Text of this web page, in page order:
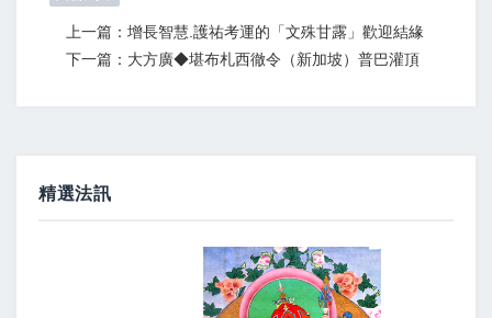
上一篇：增長智慧.護祐考運的「文殊甘露」歡迎結緣
下一篇：大方廣◆堪布札西徹令（新加坡）普巴灌頂
精選法訊